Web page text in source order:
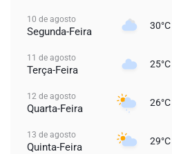
10 de agosto
Segunda-Feira 30°C
11 de agosto
Terça-Feira 25°C
12 de agosto
Quarta-Feira 26°C
13 de agosto
Quinta-Feira 29°C